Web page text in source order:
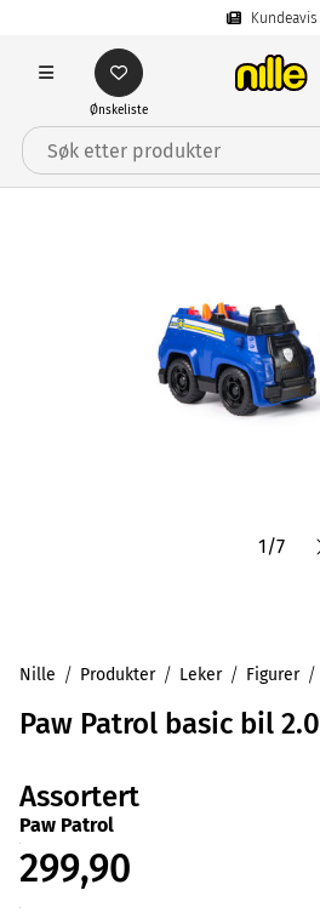
Kundeavis
Ønskeliste
1/7
Nille Produkter Leker Figurer
Paw Patrol basic bil 2.0
Assortert
Paw Patrol
299,90